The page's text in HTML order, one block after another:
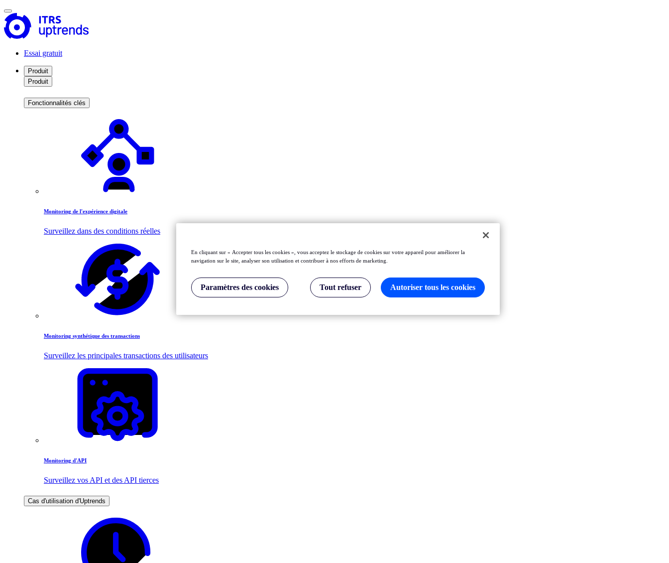
Essai gratuit
Produit
Produit
Fonctionnalités clés
Monitoring de l'expérience digitale
Surveillez dans des conditions réelles
Monitoring synthétique des transactions
Surveillez les principales transactions des utilisateurs
Monitoring d'API
Surveillez vos API et des API tierces
Cas d'utilisation d'Uptrends
En cliquant sur « Accepter tous les cookies », vous acceptez le stockage de cookies sur votre appareil pour améliorer la
navigation sur le site, analyser son utilisation et contribuer à nos efforts de marketing.
Paramètres des cookies Tout refuser Autoriser tous les cookies